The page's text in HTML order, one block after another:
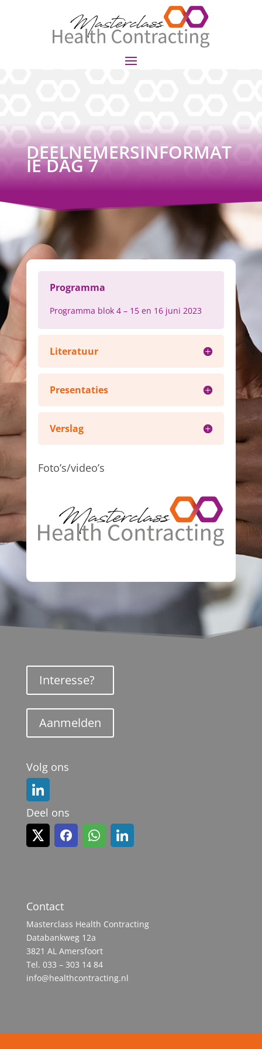
DEELNEMERSINFORMAT
IE DAG 7
Programma
Programma blok 4 – 15 en 16 juni 2023
Literatuur
Presentaties
Verslag
Foto’s/video’s
Interesse?
Aanmelden
Volg ons
Deel ons
Contact
Masterclass Health Contracting
Databankweg 12a
3821 AL Amersfoort
Tel. 033 – 303 14 84
info@healthcontracting.nl